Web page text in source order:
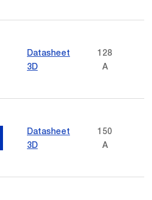
Datasheet
3D
128
A
Datasheet
3D
150
A